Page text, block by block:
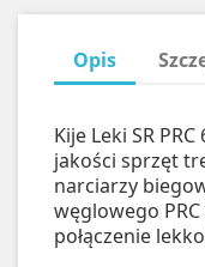
Opis
Kije Leki SR
jakości sprzęt
narciarzy
węglowego
połączenie